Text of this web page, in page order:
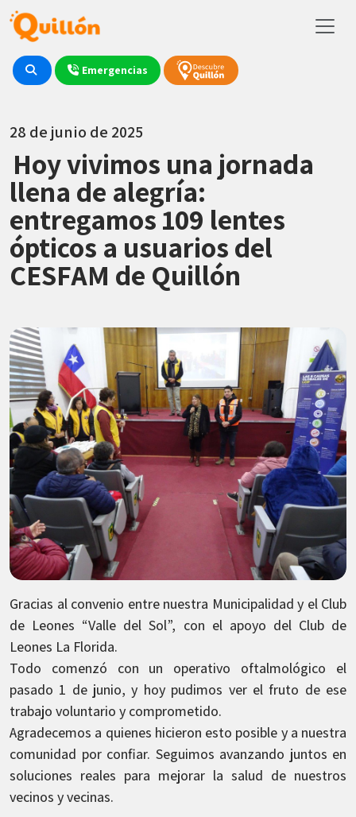
Emergencias
28 de junio de 2025
Hoy vivimos una jornada
llena de alegría:
entregamos 109 lentes
ópticos a usuarios del
CESFAM de Quillón
Gracias al convenio entre nuestra Municipalidad y el Club
de Leones “Valle del Sol”, con el apoyo del Club de
Leones La Florida.
Todo comenzó con un operativo oftalmológico el
pasado 1 de junio, y hoy pudimos ver el fruto de ese
trabajo voluntario y comprometido.
Agradecemos a quienes hicieron esto posible y a nuestra
comunidad por confiar. Seguimos avanzando juntos en
soluciones reales para mejorar la salud de nuestros
vecinos y vecinas.